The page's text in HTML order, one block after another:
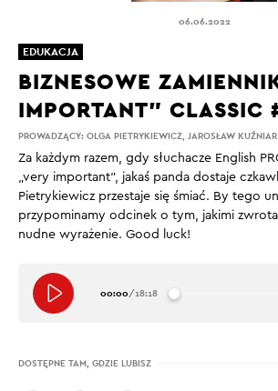
06.06.2022
PROWADZĄCY: OLGA PIETRYKIEWICZ, JAROSŁAW KUŹNIAR
BIZNESOWE
IMPORTANT” CLASSIC
Za każdym razem, gdy słuchacze English
„very important”, jakaś panda dostaje
Pietrykiewicz przestaje się śmiać. By tego
przypominamy odcinek o tym, jakimi
nudne wyrażenie. Good luck!
00:00/18:18
DOSTĘPNE TAM, GDZIE LUBISZ
EDUKACJA